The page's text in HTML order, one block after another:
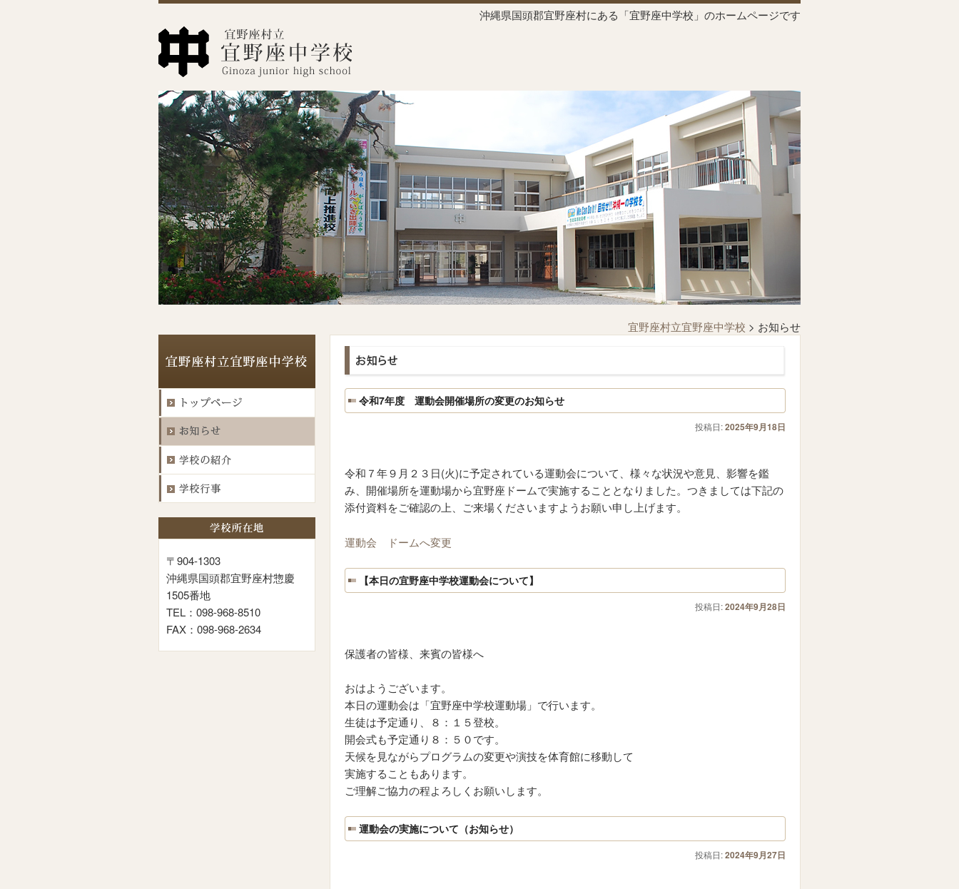
沖縄県国頭郡宜野座村にある「宜野座中学校」のホームページです
宜野座村立宜野座中学校 > お知らせ
〒904-1303
沖縄県国頭郡宜野座村惣慶
1505番地
TEL：098-968-8510
FAX：098-968-2634
令和7年度 運動会開催場所の変更のお知らせ
投稿日:2025年9月18日
令和７年９月２３日(火)に予定されている運動会について、様々な状況や意見、影響を鑑
み、開催場所を運動場から宜野座ドームで実施することとなりました。つきましては下記の
添付資料をご確認の上、ご来場くださいますようお願い申し上げます。
運動会 ドームへ変更
【本日の宜野座中学校運動会について】
投稿日:2024年9月28日
保護者の皆様、来賓の皆様へ
おはようございます。
本日の運動会は「宜野座中学校運動場」で行います。
生徒は予定通り、８：１５登校。
開会式も予定通り８：５０です。
天候を見ながらプログラムの変更や演技を体育館に移動して
実施することもあります。
ご理解ご協力の程よろしくお願いします。
運動会の実施について（お知らせ）
投稿日:2024年9月27日